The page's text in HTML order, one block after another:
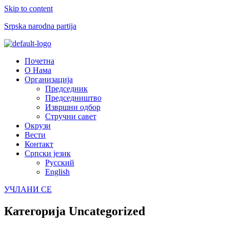
Skip to content
Srpska narodna partija
Menu
Почетна
О Нама
Организација
Председник
Председништво
Извршни одбор
Стручни савет
Окрузи
Вести
Контакт
Српски језик
Русский
English
УЧЛАНИ СЕ
Категорија Uncategorized